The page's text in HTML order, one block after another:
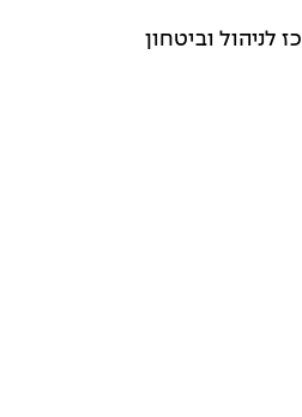
לניהול וביטחון